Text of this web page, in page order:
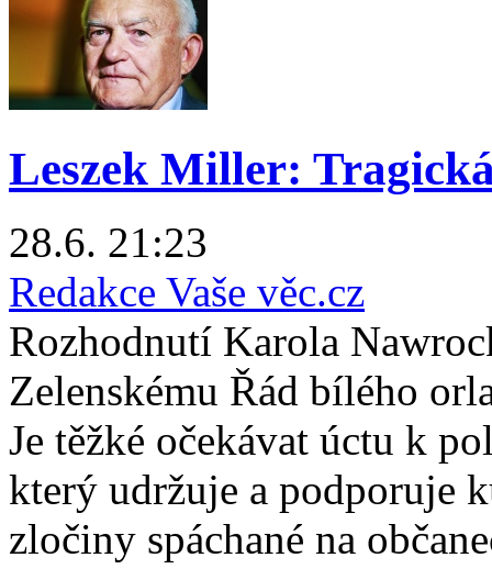
Leszek Miller:
28.6. 21:23
Redakce Vaše věc.cz
Rozhodnutí Karola
Zelenskému Řád bílého
Je těžké očekávat úctu k
který udržuje a podporuje
zločiny spáchané na